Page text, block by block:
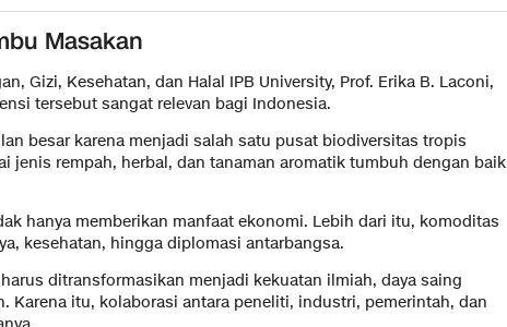
Masakan
Gizi, Kesehatan, dan Halal IPB University, Prof. Erika B. Laconi,
tersebut sangat relevan bagi Indonesia.
besar karena menjadi salah satu pusat biodiversitas tropis
jenis rempah, herbal, dan tanaman aromatik tumbuh dengan baik
hanya memberikan manfaat ekonomi. Lebih dari itu, komoditas
kesehatan, hingga diplomasi antarbangsa.
ditransformasikan menjadi kekuatan ilmiah, daya saing
Karena itu, kolaborasi antara peneliti, industri, pemerintah, dan